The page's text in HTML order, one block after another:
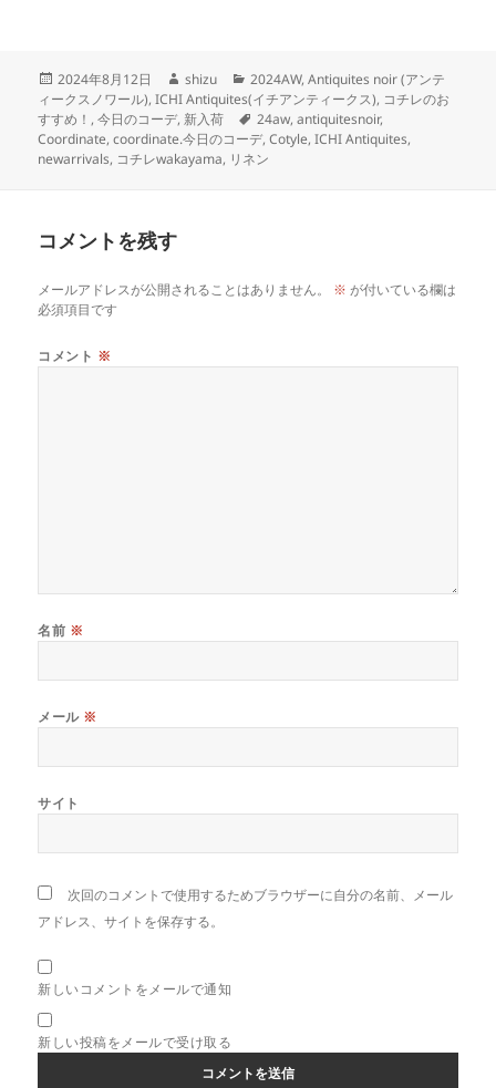
投
稿
日:
2024年8月12日
作
成
者
shizu
カ
テ
ゴ
リ
ー
2024AW,Antiquites noir (アンテ
ィークスノワール),ICHI Antiquites(イチアンティークス), コチレのお
すすめ！ ,今日のコーデ, 新入荷
タ
グ
24aw,antiquitesnoir,
Coordinate,coordinate.今日のコーデ,Cotyle,ICHI Antiquites,
newarrivals, コチレwakayama, リネン
コメントを残す
メールアドレスが公開されることはありません。 ※ が付いている欄は
必須項目です
コメント ※
名前 ※
メール ※
サイト
次回のコメントで使用するためブラウザーに自分の名前、メール
アドレス、サイトを保存する。
新しいコメントをメールで通知
新しい投稿をメールで受け取る